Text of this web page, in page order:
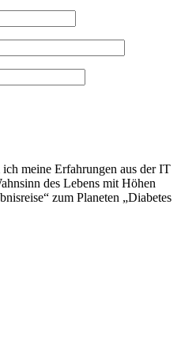
meine Erfahrungen aus der IT
des Lebens mit Höhen
zum Planeten „Diabetes